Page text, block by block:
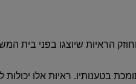
הראיות שיוצגו בפני בית
בטענותיו. ראיות אלו יכולות